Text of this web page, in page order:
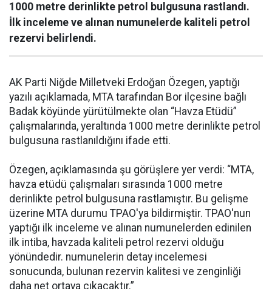
1000 metre derinlikte petrol bulgusuna rastlandı.
İlk inceleme ve alınan numunelerde kaliteli petrol
rezervi belirlendi.
AK Parti Niğde Milletveki Erdoğan Özegen, yaptığı
yazılı açıklamada, MTA tarafından Bor ilçesine bağlı
Badak köyünde yürütülmekte olan “Havza Etüdü”
çalışmalarında, yeraltında 1000 metre derinlikte petrol
bulgusuna rastlanıldığını ifade etti.
Özegen, açıklamasında şu görüşlere yer verdi: “MTA,
havza etüdü çalışmaları sırasında 1000 metre
derinlikte petrol bulgusuna rastlamıştır. Bu gelişme
üzerine MTA durumu TPAO'ya bildirmiştir. TPAO'nun
yaptığı ilk inceleme ve alınan numunelerden edinilen
ilk intiba, havzada kaliteli petrol rezervi olduğu
yönündedir. numunelerin detay incelemesi
sonucunda, bulunan rezervin kalitesi ve zenginliği
daha net ortaya çıkacaktır.”